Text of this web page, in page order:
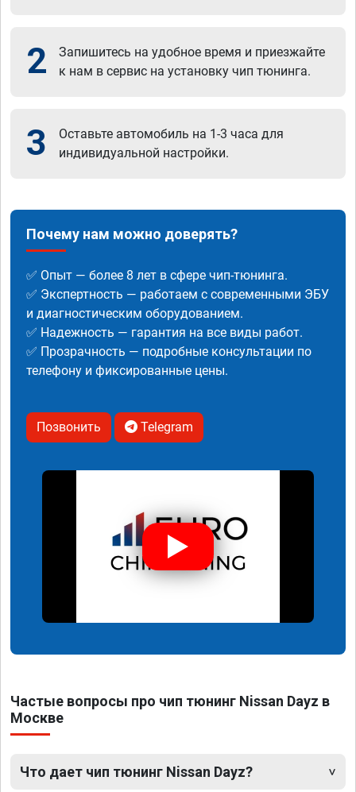
2
Запишитесь на удобное время и приезжайте
к нам в сервис на установку чип тюнинга.
3
Оставьте автомобиль на 1-3 часа для
индивидуальной настройки.
Почему нам можно доверять?
✅ Опыт — более 8 лет в сфере чип-тюнинга.
✅ Экспертность — работаем с современными ЭБУ
и диагностическим оборудованием.
✅ Надежность — гарантия на все виды работ.
✅ Прозрачность — подробные консультации по
телефону и фиксированные цены.
Позвонить Telegram
Частые вопросы про чип тюнинг Nissan Dayz в
Москве
Что дает чип тюнинг Nissan Dayz?